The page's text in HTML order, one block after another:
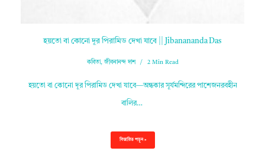
হয়তো বা কোনো দূর পিরামিড দেখা যাবে || Jibanananda Das
কবিতা,জীবনানন্দ দাশ 2 Min Read
হয়তো বা কোনো দূর পিরামিড দেখা যাবে—অন্ধকার সূর্যমন্দিরের পাশেজনরবহীন
বালির…
বিস্তারিত পড়ুন »